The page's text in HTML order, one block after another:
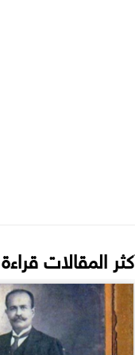
المقالات قراءة